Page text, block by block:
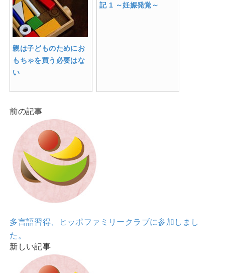
親は子どものためにお
もちゃを買う必要はな
い
記 1 ～妊娠発覚～
前の記事
多言語習得、ヒッポファミリークラブに参加しまし
た。
新しい記事